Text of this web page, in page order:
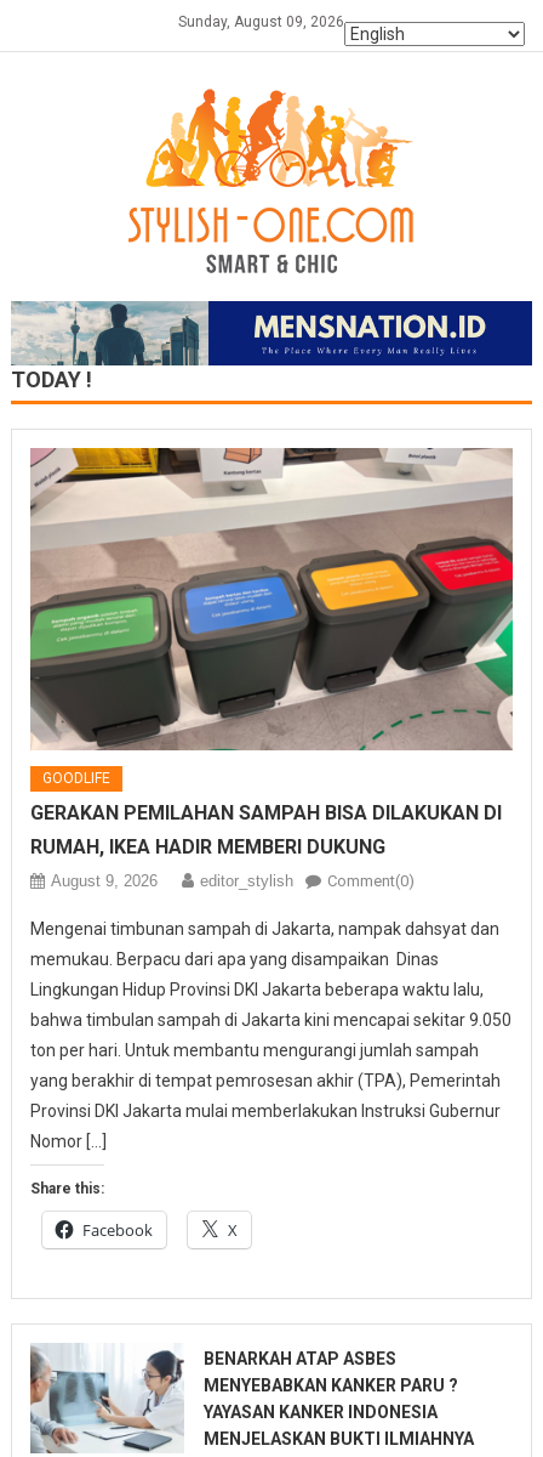
Sunday, August 09, 2026
TODAY !
GOODLIFE
GERAKAN PEMILAHAN SAMPAH BISA DILAKUKAN DI
RUMAH, IKEA HADIR MEMBERI DUKUNG
August 9, 2026 editor_stylish Comment(0)
Mengenai timbunan sampah di Jakarta, nampak dahsyat dan
memukau. Berpacu dari apa yang disampaikan Dinas
Lingkungan Hidup Provinsi DKI Jakarta beberapa waktu lalu,
bahwa timbulan sampah di Jakarta kini mencapai sekitar 9.050
ton per hari. Untuk membantu mengurangi jumlah sampah
yang berakhir di tempat pemrosesan akhir (TPA), Pemerintah
Provinsi DKI Jakarta mulai memberlakukan Instruksi Gubernur
Nomor […]
Share this:
Facebook X
BENARKAH ATAP ASBES
MENYEBABKAN KANKER PARU ?
YAYASAN KANKER INDONESIA
MENJELASKAN BUKTI ILMIAHNYA